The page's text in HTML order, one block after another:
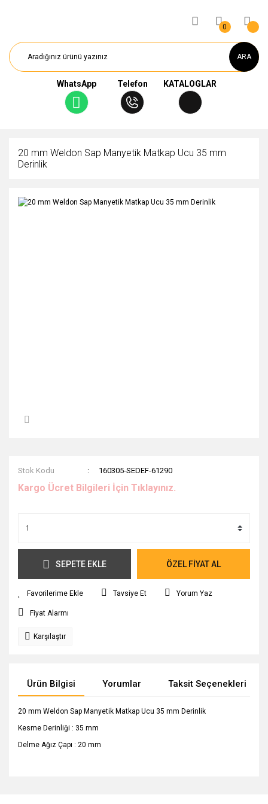
ARA
WhatsApp Telefon KATALOGLAR
0
20 mm Weldon Sap Manyetik Matkap Ucu 35 mm
Derinlik
Stok Kodu 160305-SEDEF-61290
Kargo Ücret Bilgileri İçin Tıklayınız.
SEPETE EKLE ÖZEL FİYAT AL
Tavsiye Et Yorum Yaz
Fiyat Alarmı
Karşılaştır
Ürün Bilgisi Yorumlar Taksit Seçenekleri
20 mm Weldon Sap Manyetik Matkap Ucu 35 mm Derinlik
Kesme Derinliği : 35 mm
Delme Ağız Çapı : 20 mm